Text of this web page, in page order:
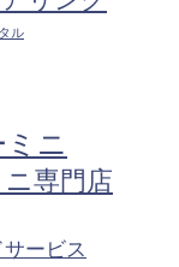
ル
ニ
専門店
ービス